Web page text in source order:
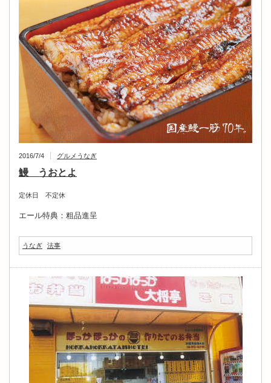
2016/7/4 グルメ うなぎ
鰻 うおとよ
定休日 不定休
エール特典：粗品進呈
うなぎ 法事